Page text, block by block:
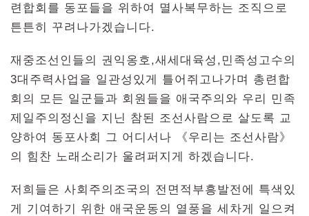
련합회를 동포들을 위하여 멸사복무하는 조직으로
튼튼히 꾸려나가겠습니다.
재중조선인들의 권익옹호,새세대육성,민족성고수의
3대주력사업을 일관성있게 틀어쥐고나가며 총련합
회의 모든 일군들과 회원들을 애국주의와 우리 민족
제일주의정신을 지닌 참된 조선사람으로 살도록 교
양하여 동포사회 그 어디서나 《우리는 조선사람》
의 힘찬 노래소리가 울려퍼지게 하겠습니다.
저희들은 사회주의조국의 전면적부흥발전에 특색있
게 기여하기 위한 애국운동의 열풍을 세차게 일으켜